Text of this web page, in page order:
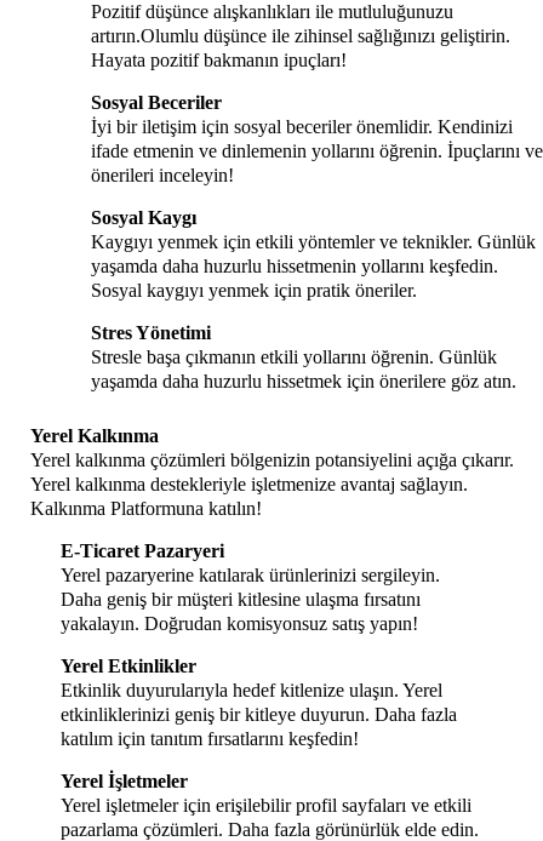
Pozitif düşünce alışkanlıkları ile mutluluğunuzu
artırın.Olumlu düşünce ile zihinsel sağlığınızı geliştirin.
Hayata pozitif bakmanın ipuçları!
Sosyal Beceriler
İyi bir iletişim için sosyal beceriler önemlidir. Kendinizi
ifade etmenin ve dinlemenin yollarını öğrenin. İpuçlarını ve
önerileri inceleyin!
Sosyal Kaygı
Kaygıyı yenmek için etkili yöntemler ve teknikler. Günlük
yaşamda daha huzurlu hissetmenin yollarını keşfedin.
Sosyal kaygıyı yenmek için pratik öneriler.
Stres Yönetimi
Stresle başa çıkmanın etkili yollarını öğrenin. Günlük
yaşamda daha huzurlu hissetmek için önerilere göz atın.
Yerel Kalkınma
Yerel kalkınma çözümleri bölgenizin potansiyelini açığa çıkarır.
Yerel kalkınma destekleriyle işletmenize avantaj sağlayın.
Kalkınma Platformuna katılın!
E-Ticaret Pazaryeri
Yerel pazaryerine katılarak ürünlerinizi sergileyin.
Daha geniş bir müşteri kitlesine ulaşma fırsatını
yakalayın. Doğrudan komisyonsuz satış yapın!
Yerel Etkinlikler
Etkinlik duyurularıyla hedef kitlenize ulaşın. Yerel
etkinliklerinizi geniş bir kitleye duyurun. Daha fazla
katılım için tanıtım fırsatlarını keşfedin!
Yerel İşletmeler
Yerel işletmeler için erişilebilir profil sayfaları ve etkili
pazarlama çözümleri. Daha fazla görünürlük elde edin.